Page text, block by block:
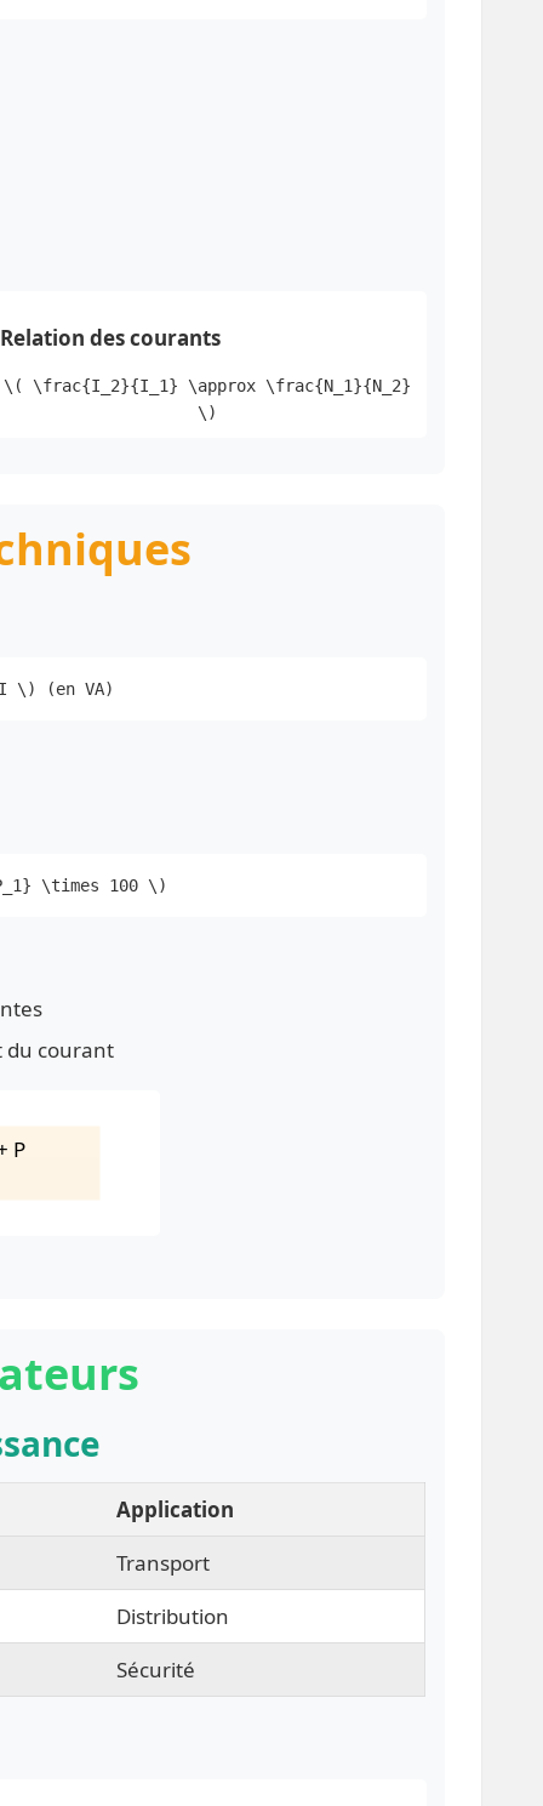
Relation des courants
\( \frac{I_2}{I_1} \approx \frac{N_1}{N_2}
\)
\) (en VA)
\times 100 \)
du courant
P
Application
Transport
Distribution
Sécurité